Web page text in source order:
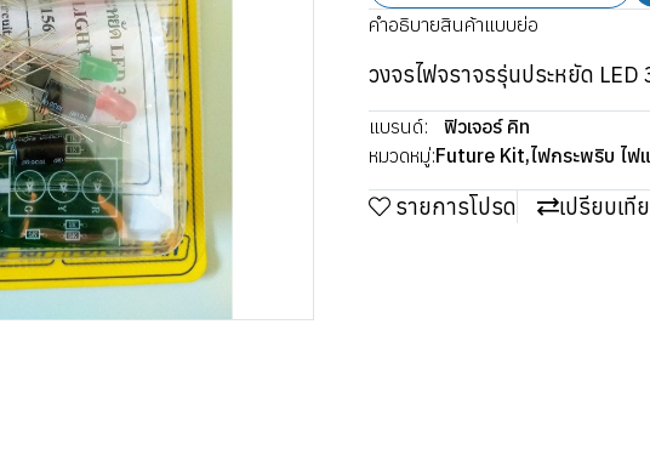
คำอธิบายสินค้าแบบย่อ
วงจรไฟจราจรรุ่นประหยัด LED
แบรนด์:
ฟิวเจอร์ คิท
หมวดหมู่:Future Kit,ไฟกระพริบ ไฟ
รายการโปรด เปรียบเที